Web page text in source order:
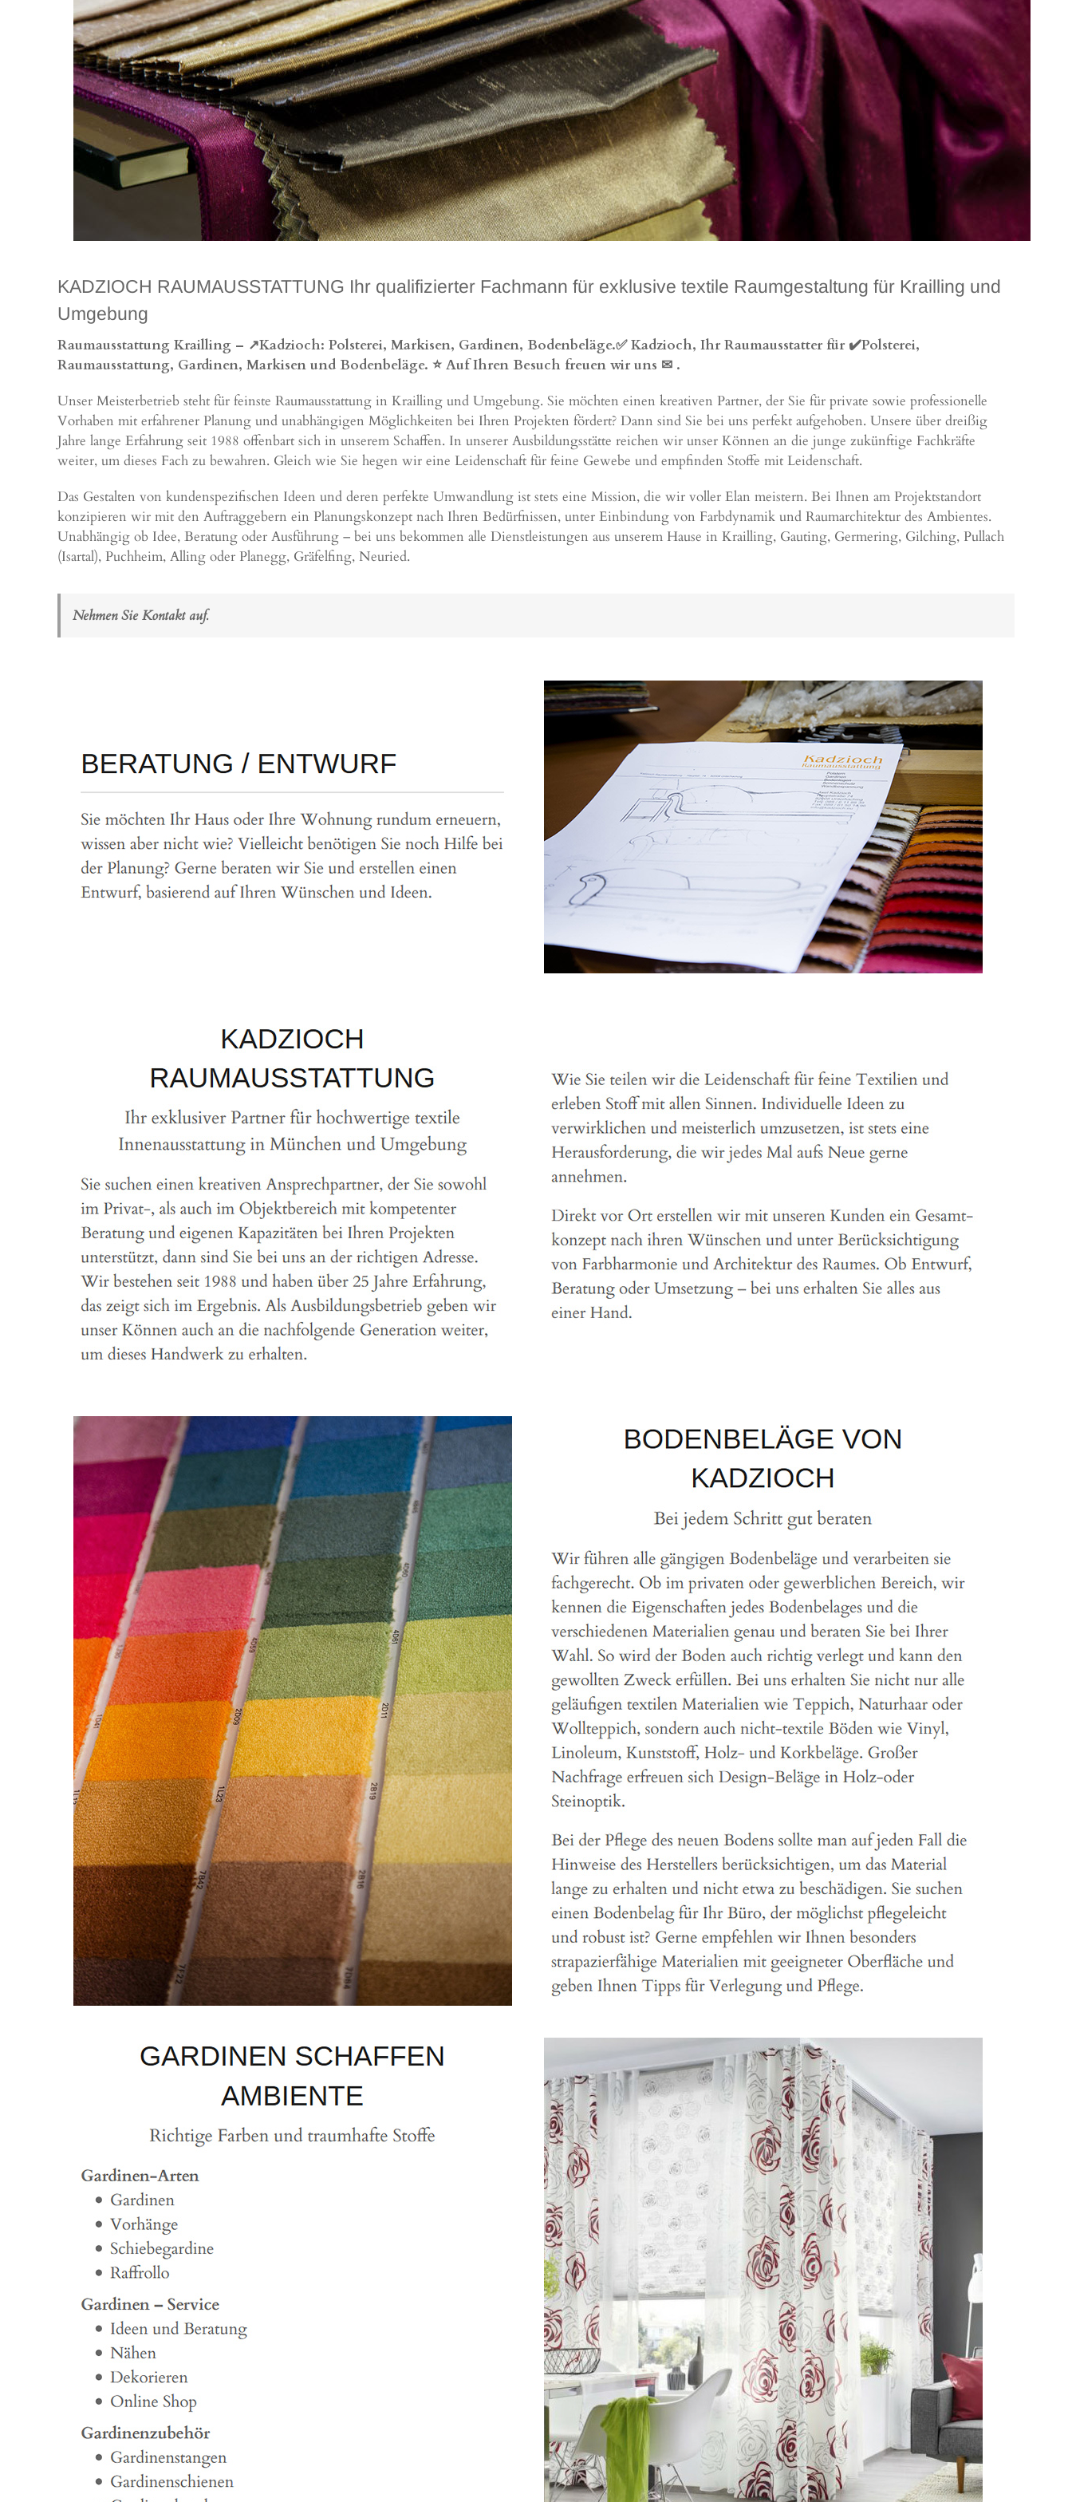
KADZIOCH RAUMAUSSTATTUNG Ihr qualifizierter Fachmann für exklusive textile Raumgestaltung für Krailling und
Umgebung
Raumausstattung Krailling – ↗️Kadzioch: Polsterei, Markisen, Gardinen, Bodenbeläge.✅ Kadzioch, Ihr Raumausstatter für ✔️Polsterei,
Raumausstattung, Gardinen, Markisen und Bodenbeläge. ⭐ Auf Ihren Besuch freuen wir uns ✉ .
Unser Meisterbetrieb steht für feinste Raumausstattung in Krailling und Umgebung. Sie möchten einen kreativen Partner, der Sie für private sowie professionelle
Vorhaben mit erfahrener Planung und unabhängigen Möglichkeiten bei Ihren Projekten fördert? Dann sind Sie bei uns perfekt aufgehoben. Unsere über dreißig
Jahre lange Erfahrung seit 1988 offenbart sich in unserem Schaffen. In unserer Ausbildungsstätte reichen wir unser Können an die junge zukünftige Fachkräfte
weiter, um dieses Fach zu bewahren. Gleich wie Sie hegen wir eine Leidenschaft für feine Gewebe und empfinden Stoffe mit Leidenschaft.
Das Gestalten von kundenspezifischen Ideen und deren perfekte Umwandlung ist stets eine Mission, die wir voller Elan meistern. Bei Ihnen am Projektstandort
konzipieren wir mit den Auftraggebern ein Planungskonzept nach Ihren Bedürfnissen, unter Einbindung von Farbdynamik und Raumarchitektur des Ambientes.
Unabhängig ob Idee, Beratung oder Ausführung – bei uns bekommen alle Dienstleistungen aus unserem Hause in Krailling, Gauting, Germering, Gilching, Pullach
(Isartal), Puchheim, Alling oder Planegg, Gräfelfing, Neuried.
Nehmen Sie Kontakt auf.